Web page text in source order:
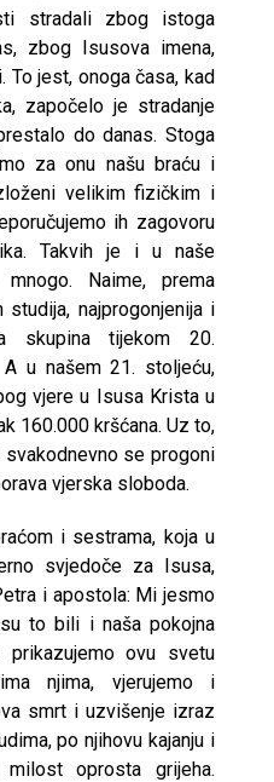
stradali zbog istoga
zbog Isusova imena,
To jest, onoga časa, kad
započelo je stradanje
do danas. Stoga
za onu našu braću i
velikim fizičkim i
ih zagovoru
Takvih je i u naše
Naime, prema
najprogonjenija i
skupina tijekom 20.
u našem 21. stoljeću,
vjere u Isusa Krista u
160.000 kršćana. Uz to,
se progoni
vjerska sloboda.
i sestrama, koja u
svjedoče za Isusa,
i apostola: Mi jesmo
to bili i naša pokojna
ovu svetu
njima, vjerujemo i
smrt i uzvišenje izraz
po njihovu kajanju i
oprosta grijeha.